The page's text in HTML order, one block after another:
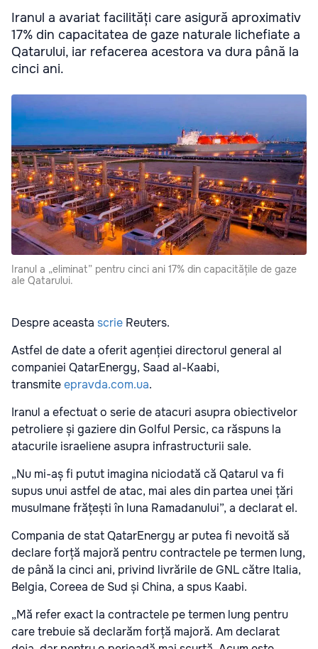
Iranul a avariat facilități care asigură aproximativ
17% din capacitatea de gaze naturale lichefiate a
Qatarului, iar refacerea acestora va dura până la
cinci ani.
Iranul a „eliminat” pentru cinci ani 17% din capacitățile de gaze
ale Qatarului.
Despre aceasta scrie Reuters.
Astfel de date a oferit agenției directorul general al
companiei QatarEnergy, Saad al-Kaabi,
transmiteepravda.com.ua.
Iranul a efectuat o serie de atacuri asupra obiectivelor
petroliere și gaziere din Golful Persic, ca răspuns la
atacurile israeliene asupra infrastructurii sale.
„Nu mi-aș fi putut imagina niciodată că Qatarul va fi
supus unui astfel de atac, mai ales din partea unei țări
musulmane frățești în luna Ramadanului”, a declarat el.
Compania de stat QatarEnergy ar putea fi nevoită să
declare forță majoră pentru contractele pe termen lung,
de până la cinci ani, privind livrările de GNL către Italia,
Belgia, Coreea de Sud și China, a spus Kaabi.
„Mă refer exact la contractele pe termen lung pentru
care trebuie să declarăm forță majoră. Am declarat